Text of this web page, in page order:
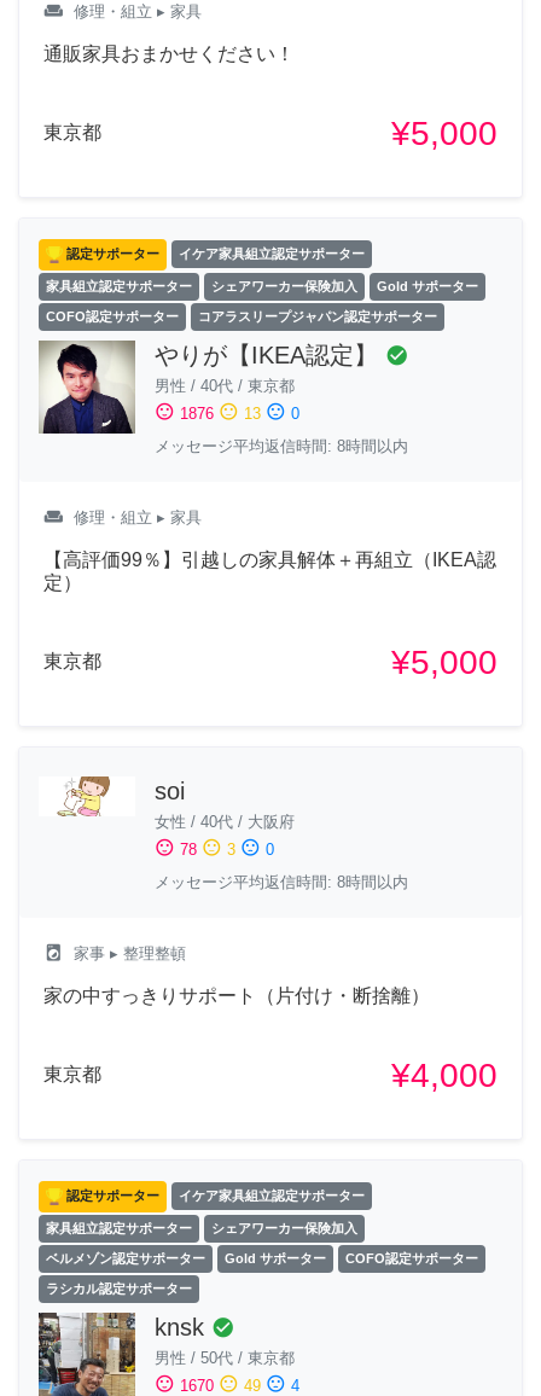
weekend 修理・組立 ▸ 家具
通販家具おまかせください！
東京都 ¥5,000
認定サポーター イケア家具組立認定サポーター
家具組立認定サポーター シェアワーカー保険加入 Gold サポーター
COFO認定サポーター コアラスリープジャパン認定サポーター
やりが【IKEA認定】 check_circle
男性 / 40代 / 東京都
sentiment_satisfied 1876 sentiment_neutral 13 sentiment_dissatisfied 0
メッセージ平均返信時間: 8時間以内
weekend 修理・組立 ▸ 家具
【高評価99％】引越しの家具解体＋再組立（IKEA認
定）
東京都 ¥5,000
soi
女性 / 40代 / 大阪府
sentiment_satisfied 78 sentiment_neutral 3 sentiment_dissatisfied 0
メッセージ平均返信時間: 8時間以内
local_laundry_service 家事 ▸ 整理整頓
家の中すっきりサポート（片付け・断捨離）
東京都 ¥4,000
認定サポーター イケア家具組立認定サポーター
家具組立認定サポーター シェアワーカー保険加入
ベルメゾン認定サポーター Gold サポーター COFO認定サポーター
ラシカル認定サポーター
knsk check_circle
男性 / 50代 / 東京都
sentiment_satisfied 1670 sentiment_neutral 49 sentiment_dissatisfied 4